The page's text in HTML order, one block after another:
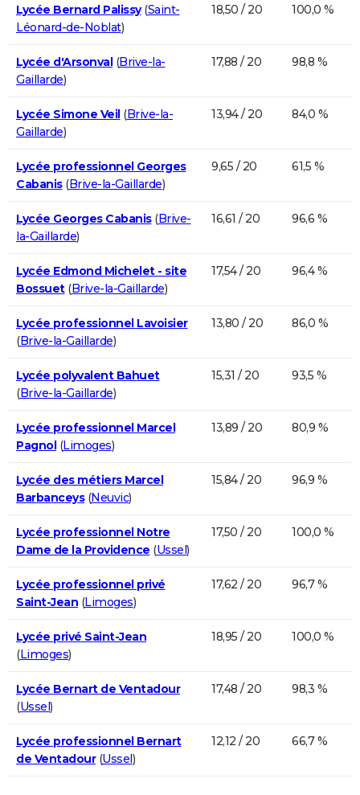
Lycée Bernard Palissy(Saint-
Léonard-de-Noblat)
18,50 / 20 100,0 %
Lycée d'Arsonval(Brive-la-
Gaillarde)
17,88 / 20 98,8 %
Lycée Simone Veil(Brive-la-
Gaillarde)
13,94 / 20 84,0 %
Lycée professionnel Georges
Cabanis(Brive-la-Gaillarde)
9,65 / 20 61,5 %
Lycée Georges Cabanis(Brive-
la-Gaillarde)
16,61 / 20 96,6 %
Lycée Edmond Michelet - site
Bossuet(Brive-la-Gaillarde)
17,54 / 20 96,4 %
Lycée professionnel Lavoisier
(Brive-la-Gaillarde)
13,80 / 20 86,0 %
Lycée polyvalent Bahuet
(Brive-la-Gaillarde)
15,31 / 20 93,5 %
Lycée professionnel Marcel
Pagnol(Limoges)
13,89 / 20 80,9 %
Lycée des métiers Marcel
Barbanceys(Neuvic)
15,84 / 20 96,9 %
Lycée professionnel Notre
Dame de la Providence (Ussel)
17,50 / 20 100,0 %
Lycée professionnel privé
Saint-Jean (Limoges)
17,62 / 20 96,7 %
Lycée privé Saint-Jean
(Limoges)
18,95 / 20 100,0 %
Lycée Bernart de Ventadour
(Ussel)
17,48 / 20 98,3 %
Lycée professionnel Bernart
de Ventadour(Ussel)
12,12 / 20 66,7 %